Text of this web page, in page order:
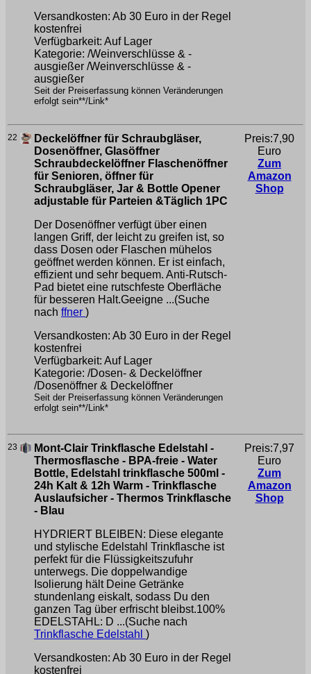
Versandkosten: Ab 30 Euro in der Regel
kostenfrei
Verfügbarkeit: Auf Lager
Kategorie: /Weinverschlüsse & -
ausgießer /Weinverschlüsse & -
ausgießer
Seit der Preiserfassung können Veränderungen
erfolgt sein**/Link*
22
Deckelöffner für Schraubgläser,
Dosenöffner, Glasöffner
Schraubdeckelöffner Flaschenöffner
für Senioren, öffner für
Schraubgläser, Jar & Bottle Opener
adjustable für Parteien &Täglich 1PC
Der Dosenöffner verfügt über einen
langen Griff, der leicht zu greifen ist, so
dass Dosen oder Flaschen mühelos
geöffnet werden können. Er ist einfach,
effizient und sehr bequem. Anti-Rutsch-
Pad bietet eine rutschfeste Oberfläche
für besseren Halt.Geeigne ...(Suche
nach ffner )
Versandkosten: Ab 30 Euro in der Regel
kostenfrei
Verfügbarkeit: Auf Lager
Kategorie: /Dosen- & Deckelöffner
/Dosenöffner & Deckelöffner
Seit der Preiserfassung können Veränderungen
erfolgt sein**/Link*
Preis:7,90
Euro
Zum
Amazon
Shop
23
Mont-Clair Trinkflasche Edelstahl -
Thermosflasche - BPA-freie - Water
Bottle, Edelstahl trinkflasche 500ml -
24h Kalt & 12h Warm - Trinkflasche
Auslaufsicher - Thermos Trinkflasche
- Blau
HYDRIERT BLEIBEN: Diese elegante
und stylische Edelstahl Trinkflasche ist
perfekt für die Flüssigkeitszufuhr
unterwegs. Die doppelwandige
Isolierung hält Deine Getränke
stundenlang eiskalt, sodass Du den
ganzen Tag über erfrischt bleibst.100%
EDELSTAHL: D ...(Suche nach
Trinkflasche Edelstahl )
Versandkosten: Ab 30 Euro in der Regel
kostenfrei
Preis:7,97
Euro
Zum
Amazon
Shop